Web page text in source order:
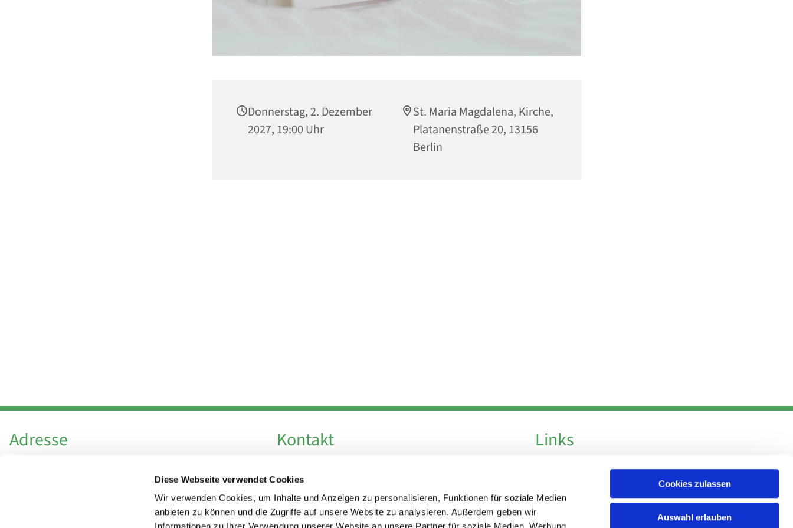
Diese Webseite verwendet Cookies
Wir verwenden Cookies, um Inhalte und Anzeigen zu personalisieren, Funktionen für soziale Medien
anbieten zu können und die Zugriffe auf unsere Website zu analysieren. Außerdem geben wir
Cookies zulassen
Auswahl erlauben
Donnerstag, 2. Dezember
2027, 19:00 Uhr
St. Maria Magdalena, Kirche,
Platanenstraße 20, 13156
Berlin
Adresse
Hl. Theresa von Avila Berlin Nordost
Leitender Pfarrer - Norbert Pomplun
Kontakt
Fax +49 30 924 54 18
E-Mailinfo@theresa-von-avila-berlin.de
Links
Impressum